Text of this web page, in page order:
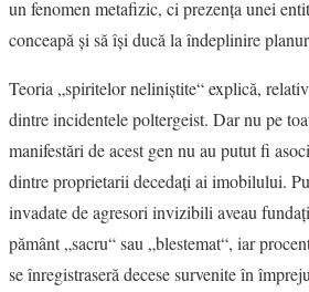
VIZIUNI ȘI SPECTRE
CONTRAPAGINI
CARTE & FILM
RECENZII DE CARTE
SUSPANS
un fenomen metafizic, ci prezenţa unei
conceapă şi să își ducă la îndeplinire
Teoria „spiritelor neliniştite“ explică,
dintre incidentele poltergeist. Dar nu pe
manifestări de acest gen nu au putut fi
dintre proprietarii decedaţi ai imobilului.
invadate de agresori invizibili aveau
pământ „sacru“ sau „blestemat“, iar
se înregistraseră decese survenite în